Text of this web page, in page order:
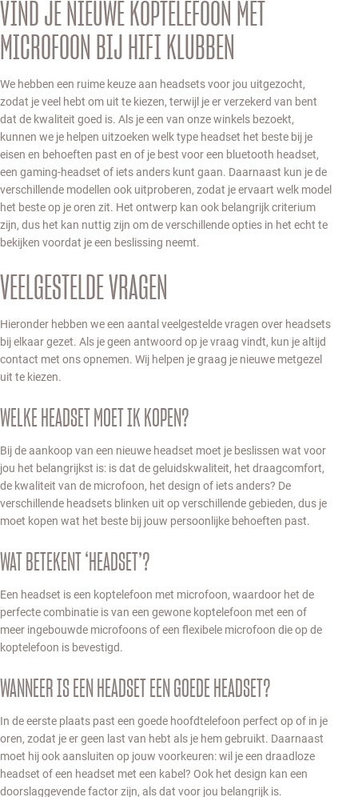
VIND JE NIEUWE KOPTELEFOON MET
MICROFOON BIJ HIFI KLUBBEN
We hebben een ruime keuze aan headsets voor jou uitgezocht,
zodat je veel hebt om uit te kiezen, terwijl je er verzekerd van bent
dat de kwaliteit goed is. Als je een van onze winkels bezoekt,
kunnen we je helpen uitzoeken welk type headset het beste bij je
eisen en behoeften past en of je best voor een bluetooth headset,
een gaming-headset of iets anders kunt gaan. Daarnaast kun je de
verschillende modellen ook uitproberen, zodat je ervaart welk model
het beste op je oren zit. Het ontwerp kan ook belangrijk criterium
zijn, dus het kan nuttig zijn om de verschillende opties in het echt te
bekijken voordat je een beslissing neemt.
VEELGESTELDE VRAGEN
Hieronder hebben we een aantal veelgestelde vragen over headsets
bij elkaar gezet. Als je geen antwoord op je vraag vindt, kun je altijd
contact met ons opnemen. Wij helpen je graag je nieuwe metgezel
uit te kiezen.
WELKE HEADSET MOET IK KOPEN?
Bij de aankoop van een nieuwe headset moet je beslissen wat voor
jou het belangrijkst is: is dat de geluidskwaliteit, het draagcomfort,
de kwaliteit van de microfoon, het design of iets anders? De
verschillende headsets blinken uit op verschillende gebieden, dus je
moet kopen wat het beste bij jouw persoonlijke behoeften past.
WAT BETEKENT ‘HEADSET’?
Een headset is een koptelefoon met microfoon, waardoor het de
perfecte combinatie is van een gewone koptelefoon met een of
meer ingebouwde microfoons of een flexibele microfoon die op de
koptelefoon is bevestigd.
WANNEER IS EEN HEADSET EEN GOEDE HEADSET?
In de eerste plaats past een goede hoofdtelefoon perfect op of in je
oren, zodat je er geen last van hebt als je hem gebruikt. Daarnaast
moet hij ook aansluiten op jouw voorkeuren: wil je een draadloze
headset of een headset met een kabel? Ook het design kan een
doorslaggevende factor zijn, als dat voor jou belangrijk is.